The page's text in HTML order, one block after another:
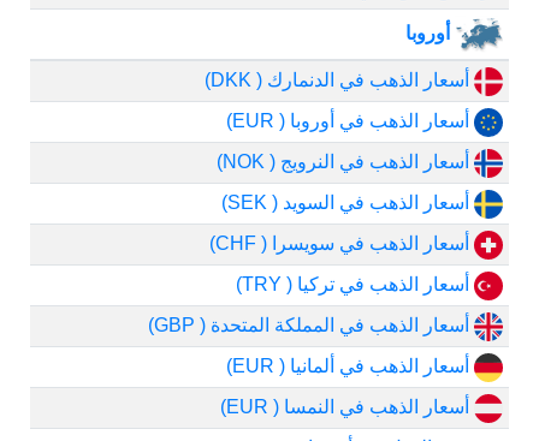
أوروبا
أسعار الذهب في الدنمارك ( DKK)
أسعار الذهب في أوروبا ( EUR)
أسعار الذهب في النرويج ( NOK)
أسعار الذهب في السويد ( SEK)
أسعار الذهب في سويسرا ( CHF)
أسعار الذهب في تركيا ( TRY)
أسعار الذهب في المملكة المتحدة ( GBP)
أسعار الذهب في ألمانيا ( EUR)
أسعار الذهب في النمسا ( EUR)